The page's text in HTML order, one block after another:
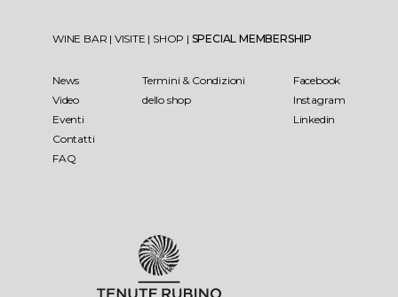
WINE BAR | VISITE | SHOP | SPECIAL MEMBERSHIP
News
Video
Eventi
Contatti
FAQ
Termini & Condizioni
dello shop
Facebook
Instagram
Linkedin